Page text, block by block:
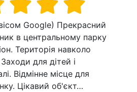
Google) Прекрасний
в центральному парку
Територія навколо
для дітей і
Відмінне місце для
Цікавий об'єкт…